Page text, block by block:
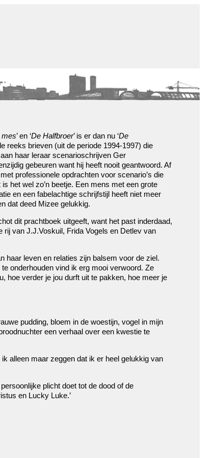
contact
nieuwsbrief
mes’ en ‘De Halfbroer’ is er dan nu ‘De
reeks brieven (uit de periode 1994-1997) die
haar leraar scenarioschrijven Ger
gebeuren want hij heeft nooit geantwoord. Af
professionele opdrachten voor scenario’s die
het wel zo’n beetje. Een mens met een grote
en een fabelachtige schrijfstijl heeft niet meer
dat deed Mizee gelukkig.
dit prachtboek uitgeeft, want het past inderdaad,
van J.J.Voskuil, Frida Vogels en Detlev van
haar leven en relaties zijn balsem voor de ziel.
onderhouden vind ik erg mooi verwoord. Ze
hoe verder je jou durft uit te pakken, hoe meer je
pudding, bloem in de woestijn, vogel in mijn
een verhaal over een kwestie te
alleen maar zeggen dat ik er heel gelukkig van
plicht doet tot de dood of de
en Lucky Luke.’